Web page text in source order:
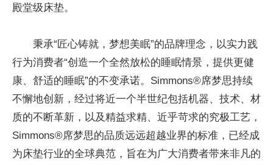
殿堂级床垫。
秉承“匠心铸就，梦想美眠”的品牌理念，以实力践
行为消费者“创造一个全然放松的睡眠情景，提供更健
康、舒适的睡眠”的不变承诺。Simmons®席梦思持续
不懈地创新，经过将近一个半世纪包括机器、技术、材
质的不断革新，以及精益求精、近乎苛求的究极工艺，
Simmons®席梦思的品质远远超越业界的标准，已经成
为床垫行业的全球典范，旨在为广大消费者带来非凡的